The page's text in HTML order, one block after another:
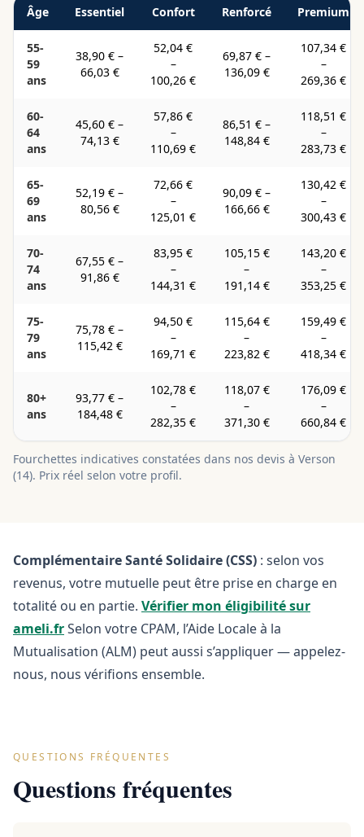
Âge Essentiel Confort Renforcé Premium
55-
59
ans
38,90 € –
66,03 €
52,04 €
–
100,26 €
69,87 € –
136,09 €
107,34 €
–
269,36 €
60-
64
ans
45,60 € –
74,13 €
57,86 €
–
110,69 €
86,51 € –
148,84 €
118,51 €
–
283,73 €
65-
69
ans
52,19 € –
80,56 €
72,66 €
–
125,01 €
90,09 € –
166,66 €
130,42 €
–
300,43 €
70-
74
ans
67,55 € –
91,86 €
83,95 €
–
144,31 €
105,15 €
–
191,14 €
143,20 €
–
353,25 €
75-
79
ans
75,78 € –
115,42 €
94,50 €
–
169,71 €
115,64 €
–
223,82 €
159,49 €
–
418,34 €
80+
ans
93,77 € –
184,48 €
102,78 €
–
282,35 €
118,07 €
–
371,30 €
176,09 €
–
660,84 €
Fourchettes indicatives constatées dans nos devis à Verson
(14). Prix réel selon votre profil.
Complémentaire Santé Solidaire (CSS) : selon vos
revenus, votre mutuelle peut être prise en charge en
totalité ou en partie. Vérifier mon éligibilité sur
ameli.frSelon votre CPAM, l’Aide Locale à la
Mutualisation (ALM) peut aussi s’appliquer — appelez-
nous, nous vérifions ensemble.
QUESTIONS FRÉQUENTES
Questions fréquentes